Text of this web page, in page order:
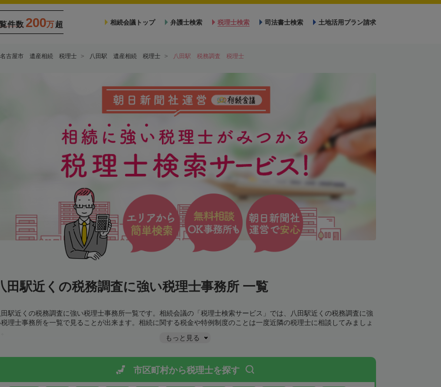
件数 200万超 相続会議トップ 弁護士検索 税理士検索 司法書士検索 土地活用プラン請求
名古屋市 遺産相続 税理士 八田駅 遺産相続 税理士 八田駅 税務調査 税理士
田駅近くの税務調査に強い税理士事務所 一覧
駅近くの税務調査に強い税理士事務所一覧です。相続会議の「税理士検索サービス」では、八田駅近くの税務調査に強
理士事務所を一覧で見ることが出来ます。相続に関する税金や特例制度のことは一度近隣の税理士に相談してみましょ
もっと見る
市区町村から税理士を探す